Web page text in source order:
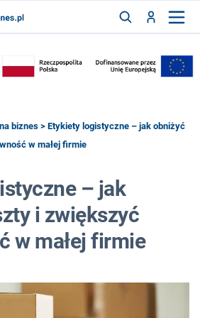
ZAREJESTRUJ
biznes> Etykiety logistyczne – jak obniżyć
w małej firmie
– jak
i zwiększyć
w małej firmie